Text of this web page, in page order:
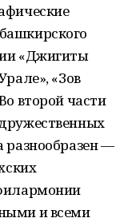
«Джигиты
«Зов
второй части
разнообразен —
и всеми